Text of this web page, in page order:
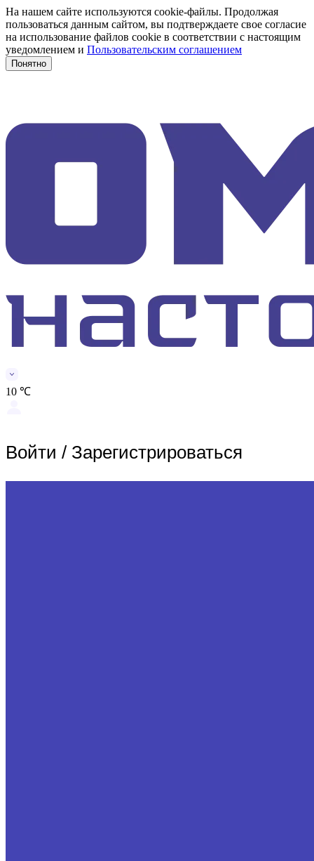
На нашем сайте используются cookie-файлы. Продолжая
пользоваться данным сайтом, вы подтверждаете свое согласие
на использование файлов cookie в соответствии с настоящим
уведомлением и Пользовательским соглашением
Понятно
10 ℃
Войти / Зарегистрироваться